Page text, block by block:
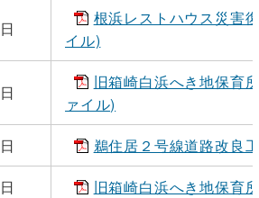
根浜レストハウス災害
イル)
旧箱崎白浜へき地保育
ァイル)
鵜住居２号線道路改良
旧箱崎白浜へき地保育